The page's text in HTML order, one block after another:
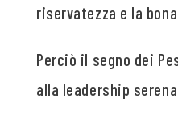
riservatezza e la
Perciò il segno dei
alla leadership